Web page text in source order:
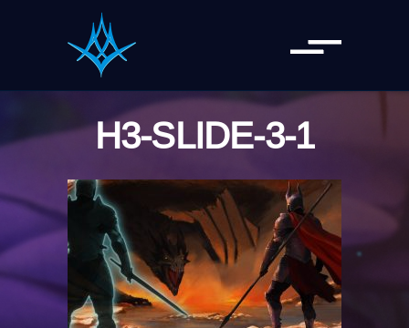
H3-SLIDE-3-1